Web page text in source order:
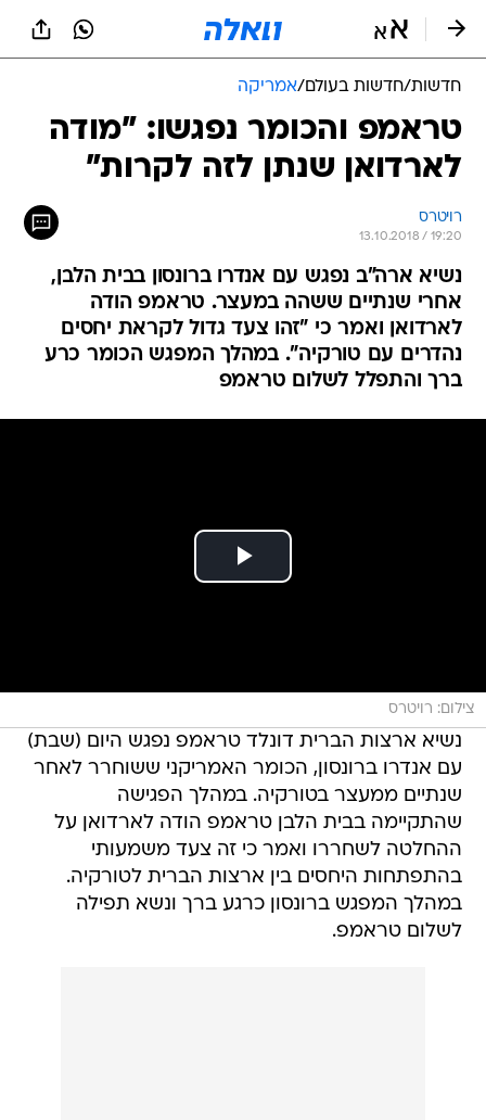
חדשות/חדשות בעולם/אמריקה
טראמפ והכומר נפגשו: "מודה
לארדואן שנתן לזה לקרות"
רויטרס
13.10.2018 / 19:20
נשיא ארה"ב נפגש עם אנדרו ברונסון בבית הלבן,
אחרי שנתיים ששהה במעצר. טראמפ הודה
לארדואן ואמר כי "זהו צעד גדול לקראת יחסים
נהדרים עם טורקיה". במהלך המפגש הכומר כרע
ברך והתפלל לשלום טראמפ
צילום: רויטרס
נשיא ארצות הברית דונלד טראמפ נפגש היום (שבת)
עם אנדרו ברונסון, הכומר האמריקני ששוחרר לאחר
שנתיים ממעצר בטורקיה. במהלך הפגישה
שהתקיימה בבית הלבן טראמפ הודה לארדואן על
ההחלטה לשחררו ואמר כי זה צעד משמעותי
בהתפתחות היחסים בין ארצות הברית לטורקיה.
במהלך המפגש ברונסון כרגע ברך ונשא תפילה
לשלום טראמפ.